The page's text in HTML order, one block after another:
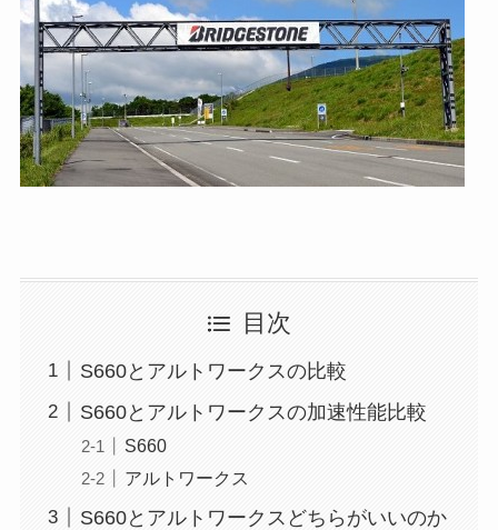
目次
S660とアルトワークスの比較
S660とアルトワークスの加速性能比較
S660
アルトワークス
S660とアルトワークスどちらがいいのか